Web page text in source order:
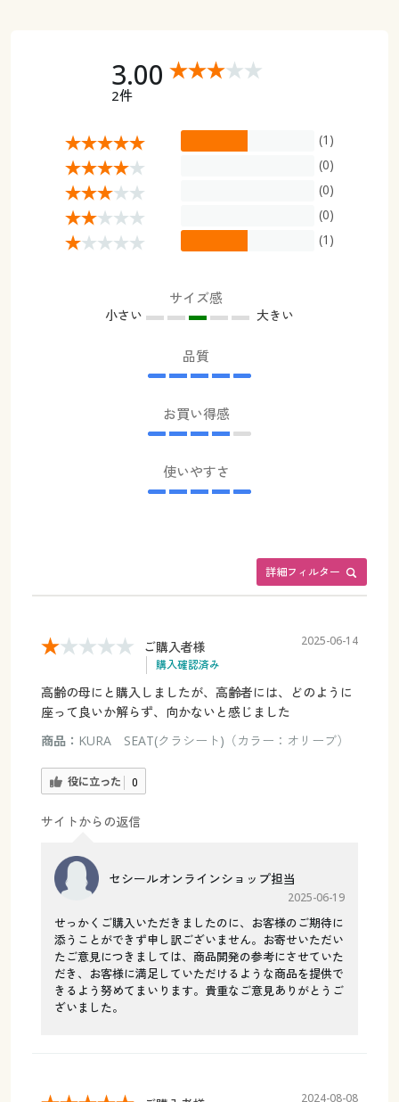
3.00
2件
(1)
(0)
(0)
(0)
(1)
サイズ感
小さい 大きい
品質
お買い得感
使いやすさ
詳細フィルター
ご購入者様
購入確認済み
2025-06-14
高齢の母にと購入しましたが、高齢者には、どのように
座って良いか解らず、向かないと感じました
商品： KURA SEAT(クラシート)（カラー：オリーブ）
役に立った 0
サイトからの返信
セシールオンラインショップ担当
2025-06-19
せっかくご購入いただきましたのに、お客様のご期待に
添うことができず申し訳ございません。お寄せいただい
たご意見につきましては、商品開発の参考にさせていた
だき、お客様に満足していただけるような商品を提供で
きるよう努めてまいります。貴重なご意見ありがとうご
ざいました。
2024-08-08